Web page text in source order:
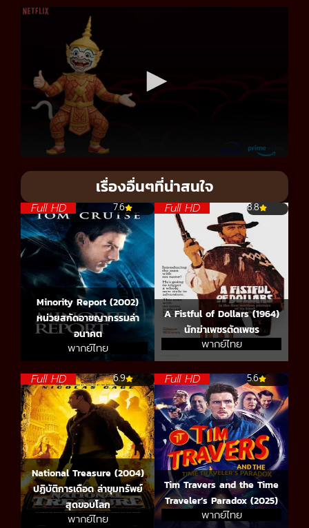
เรื่องอื่นๆที่น่าสนใจ
Full HD 7.6
Minority Report (2002)
หน่วยสกัดอาชญากรรมล่า
อนาคต
พากย์ไทย
Full HD 8.8
A Fistful of Dollars (1964)
นักฆ่าเพชรตัดเพชร
พากย์ไทย
Full HD 6.9
National Treasure (2004)
ปฏิบัติการเดือด ล่าขุมทรัพย์
สุดขอบโลก
พากย์ไทย
Full HD 5.6
Tim Travers and the Time
Traveler’s Paradox (2025)
พากย์ไทย